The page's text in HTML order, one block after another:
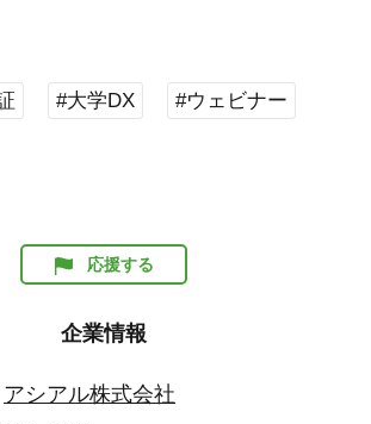
#大学DX #ウェビナー
応援する
企業情報
アシアル株式会社